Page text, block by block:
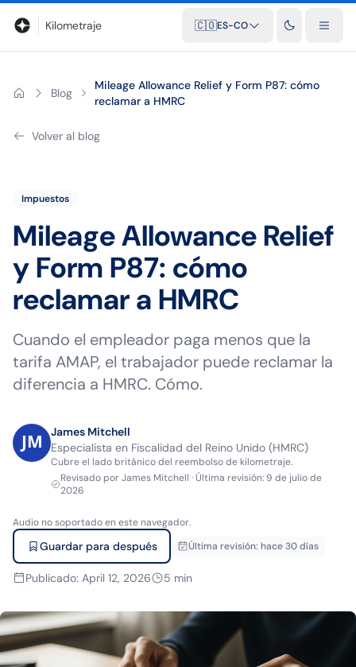
BlogCalculadora de kilometrajeGlosarioDistancias entre
Kilometraje 🇨🇴ES-CO
Blog
Mileage Allowance Relief y Form P87: cómo
reclamar a HMRC
Volver al blog
Impuestos
Mileage Allowance Relief
y Form P87: cómo
reclamar a HMRC
Cuando el empleador paga menos que la
tarifa AMAP, el trabajador puede reclamar la
diferencia a HMRC. Cómo.
James Mitchell
Especialista en Fiscalidad del Reino Unido (HMRC)
Cubre el lado británico del reembolso de kilometraje.
Revisado porJames Mitchell ·Última revisión:9 de julio de
2026
Audio no soportado en este navegador.
Guardar para después Última revisión: hace 30 días
Publicado: April 12, 2026 5 min